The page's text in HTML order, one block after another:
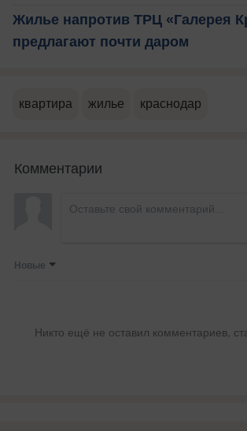
Жилье напротив ТРЦ «Галерея
предлагают почти даром
квартира жилье краснодар
Комментарии
Новые
Никто ещё не оставил комментариев,